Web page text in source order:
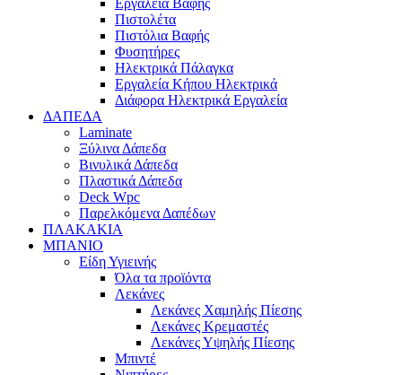
Πιστολέτα
Πιστόλια Βαφής
Φυσητήρες
Ηλεκτρικά Πάλαγκα
Εργαλεία Κήπου Ηλεκτρικά
Διάφορα Ηλεκτρικά Εργαλεία
ΔΑΠΕΔΑ
Laminate
Ξύλινα Δάπεδα
Βινυλικά Δάπεδα
Πλαστικά Δάπεδα
Deck Wpc
Παρελκόμενα Δαπέδων
ΠΛΑΚΑΚΙΑ
ΜΠΑΝΙΟ
Είδη Υγιεινής
Όλα τα προϊόντα
Λεκάνες
Λεκάνες Χαμηλής Πίεσης
Λεκάνες Κρεμαστές
Λεκάνες Υψηλής Πίεσης
Μπιντέ